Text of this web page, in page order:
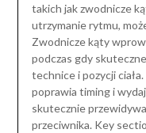
takich jak zwodnicze
utrzymanie rytmu,
Zwodnicze kąty
podczas gdy
technice i pozycji
poprawia timing i
skutecznie
przeciwnika. Key